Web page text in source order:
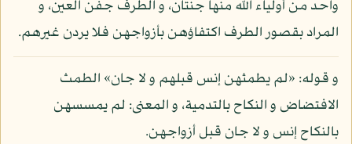
واحد من أولياء الله منها جنتان، و الطرف جفن العين، و
المراد بقصور الطرف اكتفاؤهن بأزواجهن فلا يردن غيرهم.
و قوله: «لم يطمثهن إنس قبلهم و لا جان» الطمث
الافتضاض و النكاح بالتدمية، و المعنى: لم يمسسهن
بالنكاح إنس و لا جان قبل أزواجهن.